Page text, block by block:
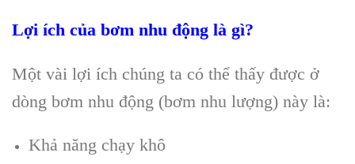
Lợi ích của bơm nhu động là gì?
Một vài lợi ích chúng ta có thể thấy được ở
dòng bơm nhu động (bơm nhu lượng) này là:
Khả năng chạy khô